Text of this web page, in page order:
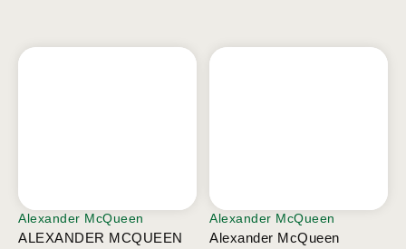
Alexander McQueen
ALEXANDER MCQUEEN
Alexander McQueen
Alexander McQueen